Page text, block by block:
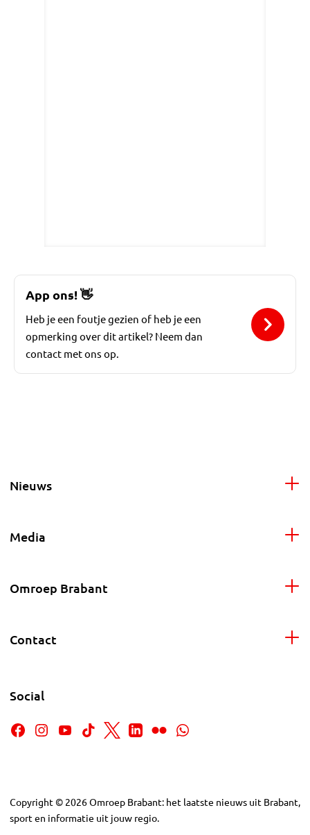
App ons!👋
Heb je een foutje gezien of heb je een
opmerking over dit artikel? Neem dan
contact met ons op.
Nieuws
Media
Omroep Brabant
Contact
Social
Copyright © 2026Omroep Brabant: het laatste nieuws uit Brabant,
sport en informatie uit jouw regio.